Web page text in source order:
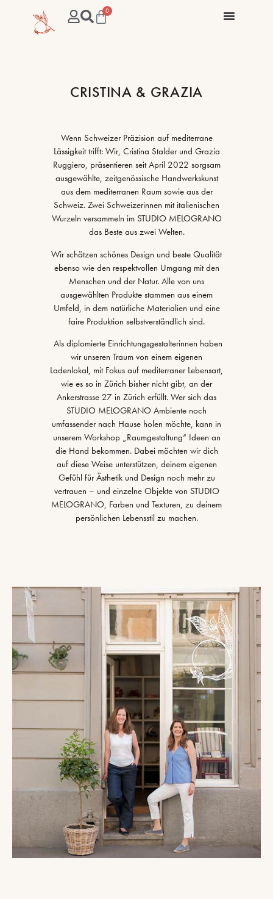
0
CRISTINA & GRAZIA
Wenn Schweizer Präzision auf mediterrane
Lässigkeit trifft: Wir, Cristina Stalder und Grazia
Ruggiero, präsentieren seit April 2022 sorgsam
ausgewählte, zeitgenössische Handwerkskunst
aus dem mediterranen Raum sowie aus der
Schweiz. Zwei Schweizerinnen mit italienischen
Wurzeln versammeln im STUDIO MELOGRANO
das Beste aus zwei Welten.
Wir schätzen schönes Design und beste Qualität
ebenso wie den respektvollen Umgang mit den
Menschen und der Natur. Alle von uns
ausgewählten Produkte stammen aus einem
Umfeld, in dem natürliche Materialien und eine
faire Produktion selbstverständlich sind.
Als diplomierte Einrichtungsgestalterinnen haben
wir unseren Traum von einem eigenen
Ladenlokal, mit Fokus auf mediterraner Lebensart,
wie es so in Zürich bisher nicht gibt, an der
Ankerstrasse 27 in Zürich erfüllt. Wer sich das
STUDIO MELOGRANO Ambiente noch
umfassender nach Hause holen möchte, kann in
unserem Workshop „Raumgestaltung“ Ideen an
die Hand bekommen. Dabei möchten wir dich
auf diese Weise unterstützen, deinem eigenen
Gefühl für Ästhetik und Design noch mehr zu
vertrauen – und einzelne Objekte von STUDIO
MELOGRANO, Farben und Texturen, zu deinem
persönlichen Lebensstil zu machen.